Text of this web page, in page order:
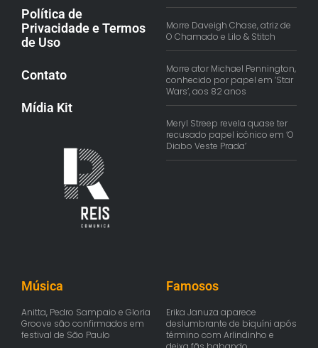
Política de
Privacidade e Termos
de Uso
Contato
Mídia Kit
Morre Daveigh Chase, atriz de
O Chamado e Lilo & Stitch
Morre ator Michael Pennington,
conhecido por papel em ‘Star
Wars’, aos 82 anos
Meryl Streep revela quase ter
recusado papel icônico em ‘O
Diabo Veste Prada’
Música
Anitta, Pedro Sampaio e Gloria
Groove são confirmados em
festival de São Paulo
Famosos
Erika Januza aparece
deslumbrante de biquíni após
término com Arlindinho e